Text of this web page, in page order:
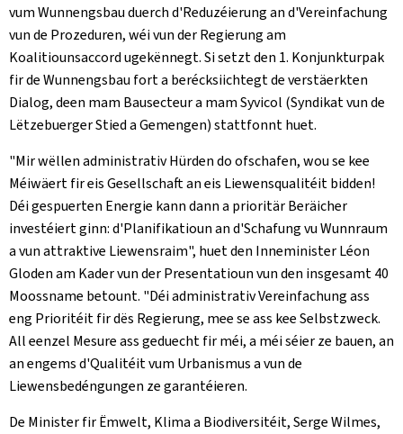
vum Wunnengsbau duerch d'Reduzéierung an d'Vereinfachung
vun de Prozeduren, wéi vun der Regierung am
Koalitiounsaccord ugekënnegt. Si setzt den 1. Konjunkturpak
fir de Wunnengsbau fort a berécksiichtegt de verstäerkten
Dialog, deen mam Bausecteur a mam Syvicol (Syndikat vun de
Lëtzebuerger Stied a Gemengen) stattfonnt huet.
"Mir wëllen administrativ Hürden do ofschafen, wou se kee
Méiwäert fir eis Gesellschaft an eis Liewensqualitéit bidden!
Déi gespuerten Energie kann dann a prioritär Beräicher
investéiert ginn: d'Planifikatioun an d'Schafung vu Wunnraum
a vun attraktive Liewensraim", huet den Inneminister Léon
Gloden am Kader vun der Presentatioun vun den insgesamt 40
Moossname betount. "Déi administrativ Vereinfachung ass
eng Prioritéit fir dës Regierung, mee se ass kee Selbstzweck.
All eenzel Mesure ass geduecht fir méi, a méi séier ze bauen, an
an engems d'Qualitéit vum Urbanismus a vun de
Liewensbedéngungen ze garantéieren.
De Minister fir Ëmwelt, Klima a Biodiversitéit, Serge Wilmes,